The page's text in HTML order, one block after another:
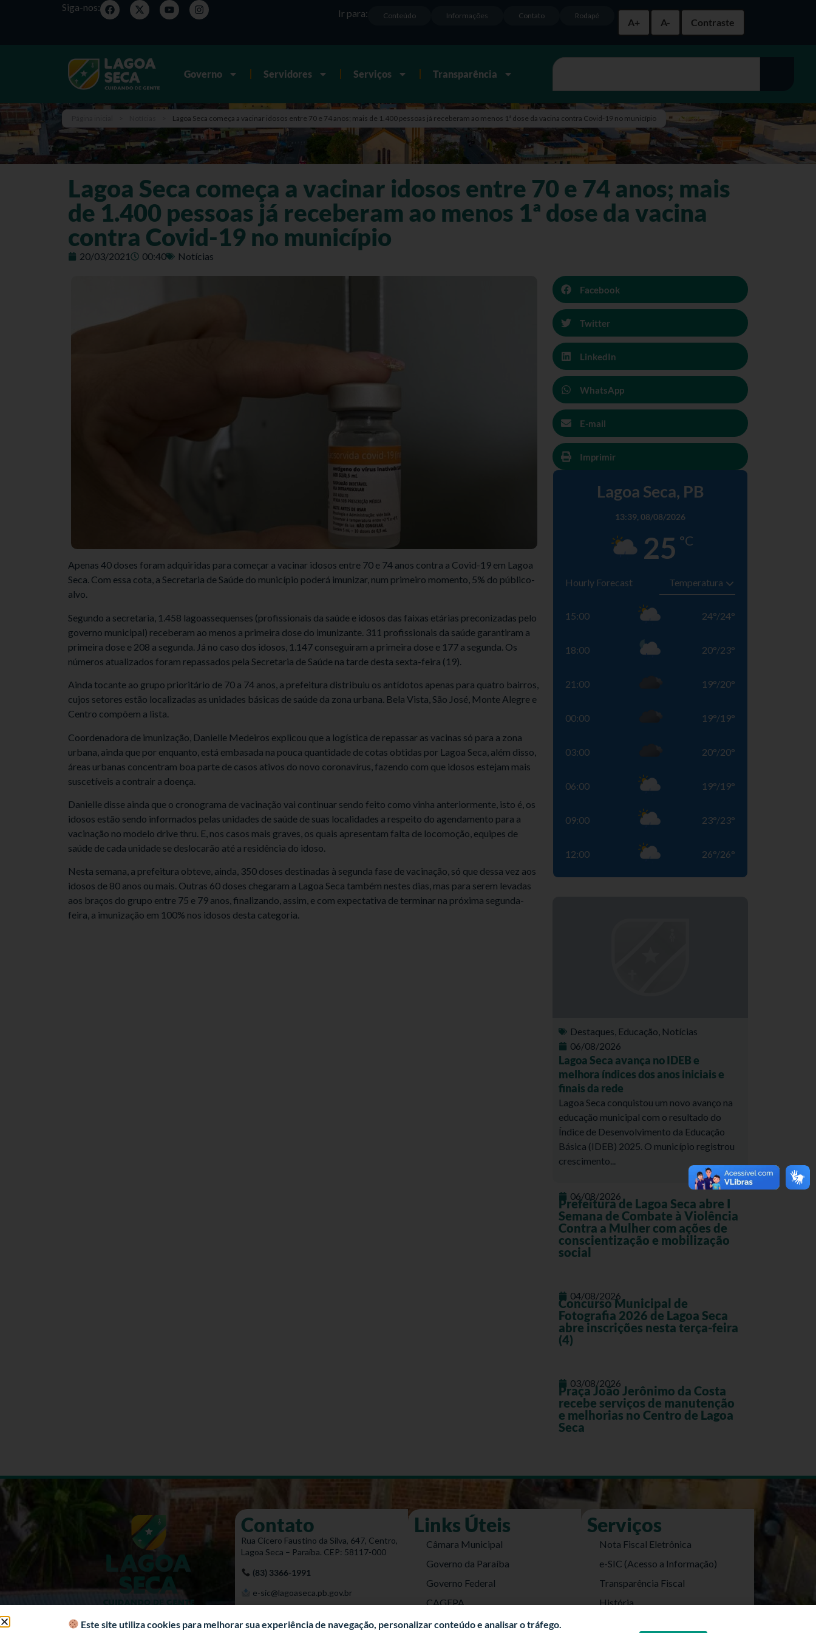
Siga-nos:
A+
A- Contraste
Rodapé
Contato
Informações
Conteúdo
Ir para:
Governo Servidores Serviços Transparência
Lagoa Seca começa a vacinar idosos entre 70 e 74 anos; mais de 1.400 pessoas já receberam ao menos 1ª dose da vacina contra Covid-19 no município
Lagoa Seca começa a vacinar idosos entre 70 e 74 anos; mais
de 1.400 pessoas já receberam ao menos 1ª dose da vacina
contra Covid-19 no município
20/03/2021 00:40 Notícias
Apenas 40 doses foram adquiridas para começar a vacinar idosos entre 70 e 74 anos contra a Covid-19 em Lagoa
Seca. Com essa cota, a Secretaria de Saúde do município poderá imunizar, num primeiro momento, 5% do público-
alvo.
Segundo a secretaria, 1.458 lagoassequenses (profissionais da saúde e idosos das faixas etárias preconizadas pelo
governo municipal) receberam ao menos a primeira dose do imunizante. 311 profissionais da saúde garantiram a
primeira dose e 208 a segunda. Já no caso dos idosos, 1.147 conseguiram a primeira dose e 177 a segunda. Os
números atualizados foram repassados pela Secretaria de Saúde na tarde desta sexta-feira (19).
Ainda tocante ao grupo prioritário de 70 a 74 anos, a prefeitura distribuiu os antídotos apenas para quatro bairros,
cujos setores estão localizadas as unidades básicas de saúde da zona urbana. Bela Vista, São José, Monte Alegre e
Centro compõem a lista.
Coordenadora de imunização, Danielle Medeiros explicou que a logística de repassar as vacinas só para a zona
urbana, ainda que por enquanto, está embasada na pouca quantidade de cotas obtidas por Lagoa Seca, além disso,
áreas urbanas concentram boa parte de casos ativos do novo coronavírus, fazendo com que idosos estejam mais
suscetíveis a contrair a doença.
Danielle disse ainda que o cronograma de vacinação vai continuar sendo feito como vinha anteriormente, isto é, os
idosos estão sendo informados pelas unidades de saúde de suas localidades a respeito do agendamento para a
vacinação no modelo drive thru. E, nos casos mais graves, os quais apresentam falta de locomoção, equipes de
saúde de cada unidade se deslocarão até a residência do idoso.
Nesta semana, a prefeitura obteve, ainda, 350 doses destinadas à segunda fase de vacinação, só que dessa vez aos
idosos de 80 anos ou mais. Outras 60 doses chegaram a Lagoa Seca também nestes dias, mas para serem levadas
aos braços do grupo entre 75 e 79 anos, finalizando, assim, e com expectativa de terminar na próxima segunda-
feira, a imunização em 100% nos idosos desta categoria.
Facebook
Twitter
LinkedIn
WhatsApp
E-mail
Imprimir
Lagoa Seca, PB
13:39, 08/08/2026
25 °C
Hourly Forecast
15:00 24°/24°
18:00 20°/23°
21:00 19°/20°
00:00 19°/19°
03:00 20°/20°
06:00 19°/19°
09:00 23°/23°
12:00 26°/26°
Destaques, Educação, Notícias
06/08/2026
Lagoa Seca avança no IDEB e
melhora índices dos anos iniciais e
finais da rede
Lagoa Seca conquistou um novo avanço na
educação municipal com o resultado do
Índice de Desenvolvimento da Educação
Básica (IDEB) 2025. O município registrou
crescimento...
06/08/2026
Prefeitura de Lagoa Seca abre I
Semana de Combate à Violência
Contra a Mulher com ações de
conscientização e mobilização
social
04/08/2026
Concurso Municipal de
Fotografia 2026 de Lagoa Seca
abre inscrições nesta terça-feira
(4)
03/08/2026
Praça João Jerônimo da Costa
recebe serviços de manutenção
e melhorias no Centro de Lagoa
Seca
Contato
Rua Cícero Faustino da Silva, 647, Centro,
Lagoa Seca – Paraíba. CEP: 58117-000
(83) 3366-1991
e-sic@lagoaseca.pb.gov.br
Links Úteis
Câmara Municipal
Governo da Paraíba
Governo Federal
CAGEPA
DETRAN
Serviços
Nota Fiscal Eletrônica
e-SIC (Acesso a Informação)
Transparência Fiscal
História
Este site utiliza cookies para melhorar sua experiência de navegação, personalizar conteúdo e analisar o tráfego.